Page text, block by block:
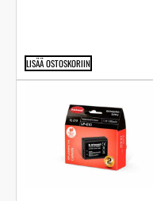
LISÄÄ OSTOSKORIIN